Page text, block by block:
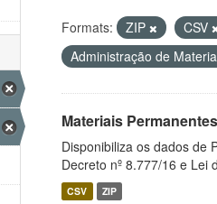
Formats: ZIP CSV
Administração de
Materiais
Disponibiliza os dados de
Decreto nº 8.777/16 e Lei
CSV ZIP